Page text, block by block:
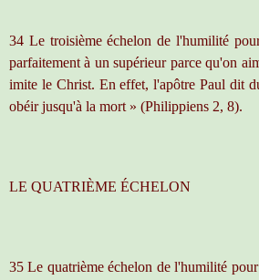
34 Le troisième échelon de l'humilité
parfaitement à un supérieur parce qu'on
imite le Christ. En effet, l'apôtre Paul dit
obéir jusqu'à la mort » (Philippiens 2, 8).
LE QUATRIÈME ÉCHELON
35 Le quatrième échelon de l'humilité